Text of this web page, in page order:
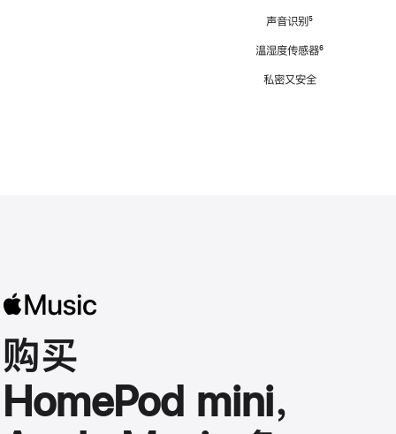
声音识别脚
⁵
温湿度传感器脚
⁶
私密又安全
购买
HomePod mini，